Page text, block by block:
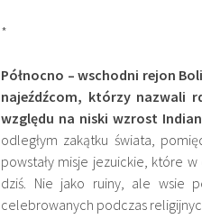
*
Północno – wschodni rejon
najeźdźcom, którzy nazwali
względu na niski wzrost
odległym zakątku świata,
powstały misje jezuickie, które
dziś. Nie jako ruiny, ale wsie
celebrowanych podczas